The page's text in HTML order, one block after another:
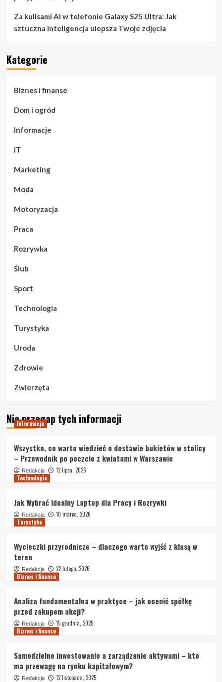
Za kulisami AI w telefonie Galaxy S25 Ultra: Jak
sztuczna inteligencja ulepsza Twoje zdjęcia
Kategorie
Biznes i finanse
Dom i ogród
Informacje
IT
Marketing
Moda
Motoryzacja
Praca
Rozrywka
Ślub
Sport
Technologia
Turystyka
Uroda
Zdrowie
Zwierzęta
Nie przegap tych informacji
Informacje
Wszystko, co warto wiedzieć o dostawie bukietów w stolicy
– Przewodnik po poczcie z kwiatami w Warszawie
Redakcja
12 lipca, 2026
Technologia
Jak Wybrać Idealny Laptop dla Pracy i Rozrywki
Redakcja
10 marca, 2026
Turystyka
Wycieczki przyrodnicze – dlaczego warto wyjść z klasą w
teren
Redakcja
22 lutego, 2026
Biznes i finanse
Analiza fundamentalna w praktyce – jak ocenić spółkę
przed zakupem akcji?
Redakcja
15 grudnia, 2025
Biznes i finanse
Samodzielne inwestowanie a zarządzanie aktywami – kto
ma przewagę na rynku kapitałowym?
Redakcja 12 listopada, 2025